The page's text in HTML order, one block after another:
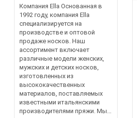
Компания Ella Основанная в
1992 году, компания Ella
специализируется на
производстве и оптовой
продаже носков. Наш
ассортимент включает
различные модели женских,
мужских и детских носков,
изготовленных из
высококачественных
материалов, поставляемых
известными итальянскими
производителями пряжи. Мы...